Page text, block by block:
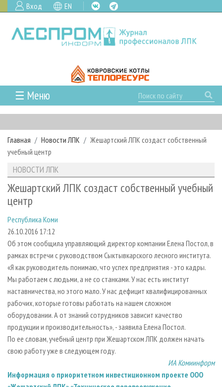
Вход EN
☰ Меню
ГЛАВНАЯ
РУБРИКИ И ТЕМЫ
РУБРИКИ ЖУРНАЛА
ЛЕСОЗАГОТОВКА
ЛЕСОПИЛЕНИЕ
СУШКА ДРЕВЕСИНЫ
ПРОИЗВОДСТВО ДРЕВЕСНЫХ ПЛИТ
ДЕРЕВЯННОЕ ДОМОСТРОЕНИЕ
ПРОИЗВОДСТВО МЕБЕЛИ
БИОЭНЕРГЕТИКА
ЦБП
ИНСТРУМЕНТ И МАТЕРИАЛЫ
НОВОСТИ
НОВОСТИ ЛПК
НОВОСТИ ЖУРНАЛА
ПРОЕКТЫ ЛПИ
АНАЛИТИКА
ПРЕДПРИЯТИЯ ЛПК
ПЕРСОНЫ
МОБИЛЬНЫЕ ВЫСТАВКИ
ОФИЦИАЛЬНЫЕ ДЕЛЕГАЦИИ
ПРИОРИТЕТНЫЕ ИНВЕСТПРОЕКТЫ
RUSSIAN FORESTRY REVIEW
ГАЗЕТА ЛЕСПРОМФОРУМ
БИБЛИОТЕКА СПЕЦИАЛИСТА
АРХИВ
АРХИВ ЖУРНАЛОВ
СТАТЬИ
О ЖУРНАЛЕ
ПОДПИСКА
КОНТАКТЫ
РЕКЛАМОДАТЕЛЯМ
РЕКЛАМА
РЕКЛАМА НА САЙТЕ
Главная Новости ЛПК
Жешартский ЛПК создаст собственный
учебный центр
НОВОСТИ ЛПК
Жешартский ЛПК создаст собственный учебный
центр
Республика Коми
26.10.2016 17:12
Об этом сообщила управляющий директор компании Елена Постол, в
рамках встречи с руководством Сыктывкарского лесного института.
«Я как руководитель понимаю, что успех предприятия - это кадры.
Мы работаем с людьми, а не со станками. У нас есть институт
наставничества, но этого мало. У нас дефицит квалифицированных
рабочих, которые готовы работать на нашем сложном
оборудовании. А от знаний сотрудников зависит качество
продукции и производительность», - заявила Елена Постол.
По ее словам, учебный центр при Жешартском ЛПК должен начать
свою работу уже в следующем году.
ИА Комиинформ
Информация о приоритетном инвестиционном проекте ООО